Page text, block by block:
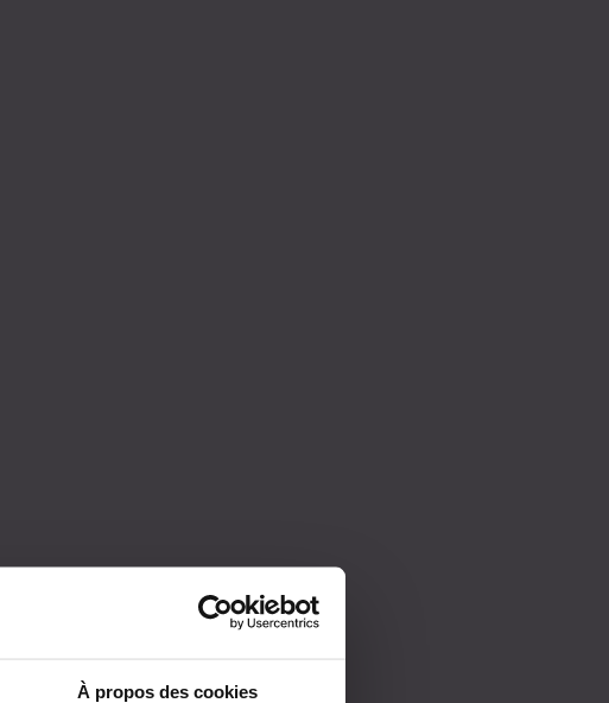
À propos des cookies